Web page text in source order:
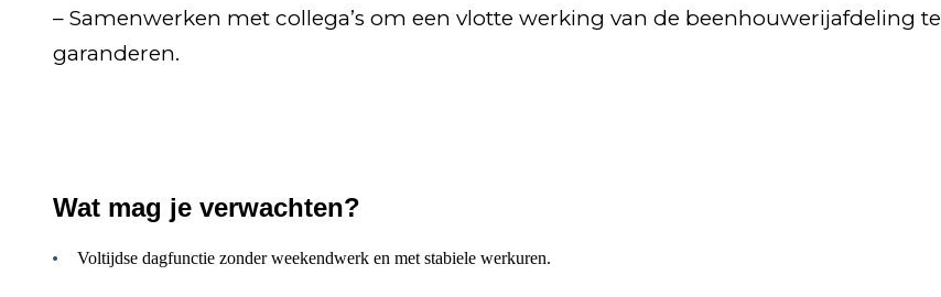
– Samenwerken met collega’s om een vlotte werking van de beenhouwerijafdeling te
garanderen.
Wat mag je verwachten?
Voltijdse dagfunctie zonder weekendwerk en met stabiele werkuren.